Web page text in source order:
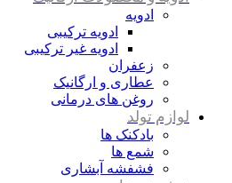
ادویه
ادویه ترکیبی
ادویه غیر ترکیبی
زعفران
عطاری و ارگانیک
روغن های درمانی
لوازم تولد
بادکنک ها
شمع ها
فشفشه آبشاری